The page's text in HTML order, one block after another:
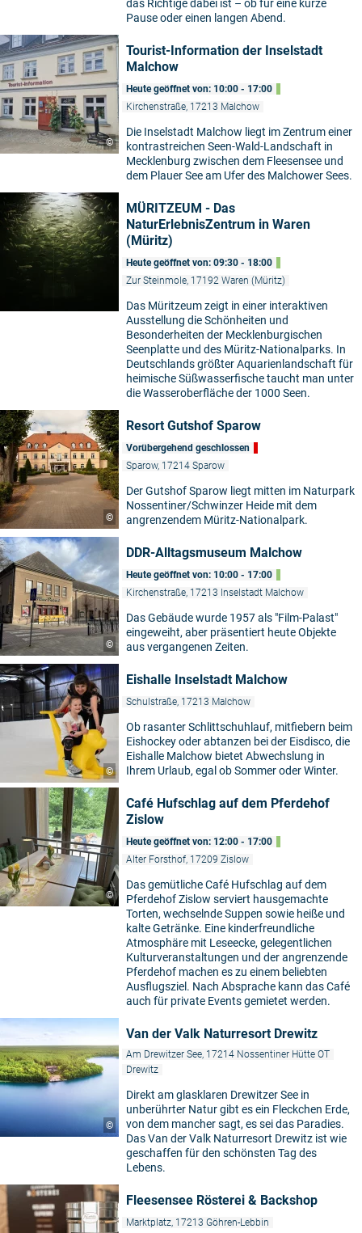
das Richtige dabei ist – ob für eine kurze
Pause oder einen langen Abend.
©
Tourist-Information der Inselstadt
Malchow
Heute geöffnet von: 10:00 - 17:00
Kirchenstraße, 17213 Malchow
Die Inselstadt Malchow liegt im Zentrum einer
kontrastreichen Seen-Wald-Landschaft in
Mecklenburg zwischen dem Fleesensee und
dem Plauer See am Ufer des Malchower Sees.
MÜRITZEUM - Das
NaturErlebnisZentrum in Waren
(Müritz)
Heute geöffnet von: 09:30 - 18:00
Zur Steinmole, 17192 Waren (Müritz)
Das Müritzeum zeigt in einer interaktiven
Ausstellung die Schönheiten und
Besonderheiten der Mecklenburgischen
Seenplatte und des Müritz-Nationalparks. In
Deutschlands größter Aquarienlandschaft für
heimische Süßwasserfische taucht man unter
die Wasseroberfläche der 1000 Seen.
©
Resort Gutshof Sparow
Vorübergehend geschlossen
Sparow, 17214 Sparow
Der Gutshof Sparow liegt mitten im Naturpark
Nossentiner/Schwinzer Heide mit dem
angrenzendem Müritz-Nationalpark.
©
DDR-Alltagsmuseum Malchow
Heute geöffnet von: 10:00 - 17:00
Kirchenstraße, 17213 Inselstadt Malchow
Das Gebäude wurde 1957 als "Film-Palast"
eingeweiht, aber präsentiert heute Objekte
aus vergangenen Zeiten.
©
Eishalle Inselstadt Malchow
Schulstraße, 17213 Malchow
Ob rasanter Schlittschuhlauf, mitfiebern beim
Eishockey oder abtanzen bei der Eisdisco, die
Eishalle Malchow bietet Abwechslung in
Ihrem Urlaub, egal ob Sommer oder Winter.
©
Café Hufschlag auf dem Pferdehof
Zislow
Heute geöffnet von: 12:00 - 17:00
Alter Forsthof, 17209 Zislow
Das gemütliche Café Hufschlag auf dem
Pferdehof Zislow serviert hausgemachte
Torten, wechselnde Suppen sowie heiße und
kalte Getränke. Eine kinderfreundliche
Atmosphäre mit Leseecke, gelegentlichen
Kulturveranstaltungen und der angrenzende
Pferdehof machen es zu einem beliebten
Ausflugsziel. Nach Absprache kann das Café
auch für private Events gemietet werden.
©
Van der Valk Naturresort Drewitz
Am Drewitzer See, 17214 Nossentiner Hütte OT
Drewitz
Direkt am glasklaren Drewitzer See in
unberührter Natur gibt es ein Fleckchen Erde,
von dem mancher sagt, es sei das Paradies.
Das Van der Valk Naturresort Drewitz ist wie
geschaffen für den schönsten Tag des
Lebens.
Fleesensee Rösterei & Backshop
Marktplatz, 17213 Göhren-Lebbin